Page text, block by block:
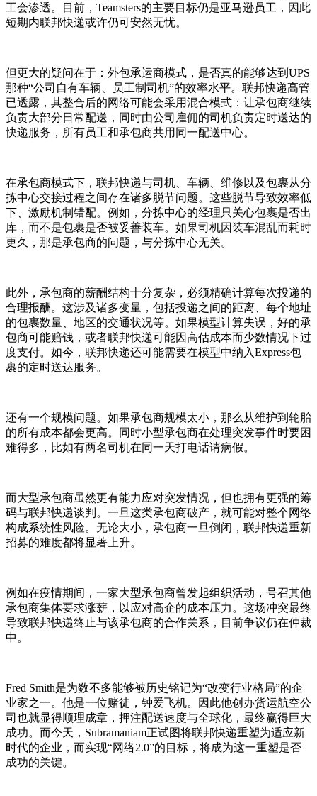
工会渗透。目前，Teamsters的主要目标仍是亚马逊员工，因此
短期内联邦快递或许仍可安然无忧。
但更大的疑问在于：外包承运商模式，是否真的能够达到UPS
那种“公司自有车辆、员工制司机”的效率水平。联邦快递高管
已透露，其整合后的网络可能会采用混合模式：让承包商继续
负责大部分日常配送，同时由公司雇佣的司机负责定时送达的
快递服务，所有员工和承包商共用同一配送中心。
在承包商模式下，联邦快递与司机、车辆、维修以及包裹从分
拣中心交接过程之间存在诸多脱节问题。这些脱节导致效率低
下、激励机制错配。例如，分拣中心的经理只关心包裹是否出
库，而不是包裹是否被妥善装车。如果司机因装车混乱而耗时
更久，那是承包商的问题，与分拣中心无关。
此外，承包商的薪酬结构十分复杂，必须精确计算每次投递的
合理报酬。这涉及诸多变量，包括投递之间的距离、每个地址
的包裹数量、地区的交通状况等。如果模型计算失误，好的承
包商可能赔钱，或者联邦快递可能因高估成本而少数情况下过
度支付。如今，联邦快递还可能需要在模型中纳入Express包
裹的定时送达服务。
还有一个规模问题。如果承包商规模太小，那么从维护到轮胎
的所有成本都会更高。同时小型承包商在处理突发事件时要困
难得多，比如有两名司机在同一天打电话请病假。
而大型承包商虽然更有能力应对突发情况，但也拥有更强的筹
码与联邦快递谈判。一旦这类承包商破产，就可能对整个网络
构成系统性风险。无论大小，承包商一旦倒闭，联邦快递重新
招募的难度都将显著上升。
例如在疫情期间，一家大型承包商曾发起组织活动，号召其他
承包商集体要求涨薪，以应对高企的成本压力。这场冲突最终
导致联邦快递终止与该承包商的合作关系，目前争议仍在仲裁
中。
Fred Smith是为数不多能够被历史铭记为“改变行业格局”的企
业家之一。他是一位赌徒，钟爱飞机。因此他创办货运航空公
司也就显得顺理成章，押注配送速度与全球化，最终赢得巨大
成功。而今天，Subramaniam正试图将联邦快递重塑为适应新
时代的企业，而实现“网络2.0”的目标，将成为这一重塑是否
成功的关键。